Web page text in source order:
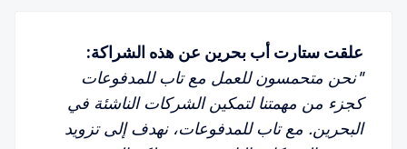
علقت ستارت أب بحرين عن هذه الشراكة: